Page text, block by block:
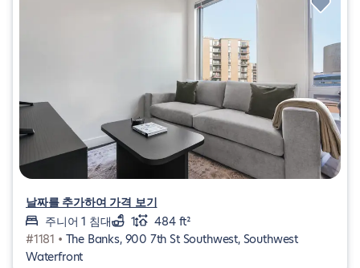
날짜를 추가하여 가격 보기
주니어 1 침대
1
484 ft²
#1181 • The Banks, 900 7th St Southwest, Southwest
Waterfront